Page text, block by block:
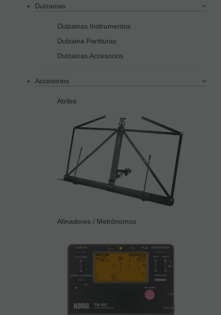
Dulzainas
Dulzainas Instrumentos
Dulzaina Partituras
Dulzainas Accesorios
Accesorios
Atriles
Afinadores / Metrónomos